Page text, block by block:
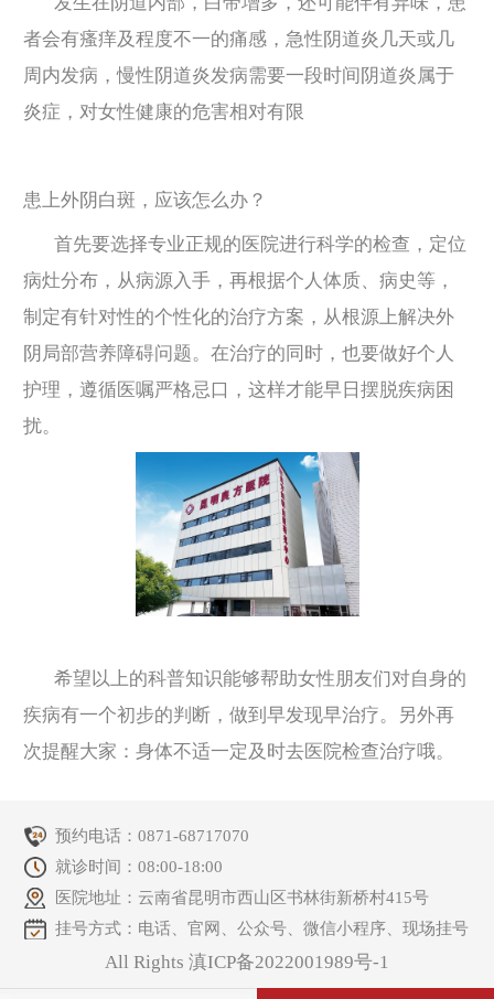
者会有瘙痒及程度不一的痛感，急性阴道炎几天或几
周内发病，慢性阴道炎发病需要一段时间阴道炎属于
炎症，对女性健康的危害相对有限
患上外阴白斑，应该怎么办？
首先要选择专业正规的医院进行科学的检查，定位
病灶分布，从病源入手，再根据个人体质、病史等，
制定有针对性的个性化的治疗方案，从根源上解决外
阴局部营养障碍问题。在治疗的同时，也要做好个人
护理，遵循医嘱严格忌口，这样才能早日摆脱疾病困
扰。
希望以上的科普知识能够帮助女性朋友们对自身的
疾病有一个初步的判断，做到早发现早治疗。另外再
次提醒大家：身体不适一定及时去医院检查治疗哦。
预约电话：0871-68717070
就诊时间：08:00-18:00
医院地址：云南省昆明市西山区书林街新桥村415号
挂号方式：电话、官网、公众号、微信小程序、现场挂号
All Rights 滇ICP备2022001989号-1